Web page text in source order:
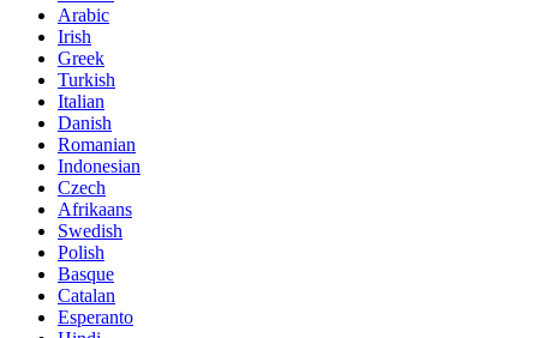
Arabic
Irish
Greek
Turkish
Italian
Danish
Romanian
Indonesian
Czech
Afrikaans
Swedish
Polish
Basque
Catalan
Esperanto